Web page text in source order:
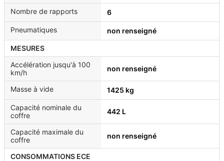
Nombre de rapports 6
Pneumatiques non renseigné
MESURES
Accélération jusqu'à 100
km/h
non renseigné
Masse à vide 1425 kg
Capacité nominale du
coffre
442 L
Capacité maximale du
coffre
non renseigné
CONSOMMATIONS ECE